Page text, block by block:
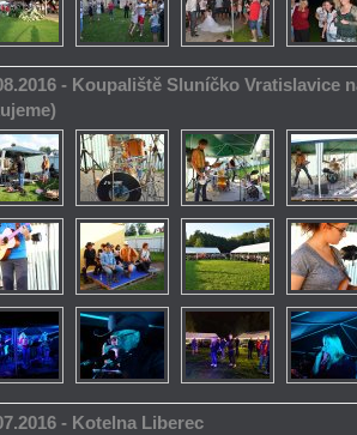
- Koupaliště Sluníčko Vratislavice
- Kotelna Liberec